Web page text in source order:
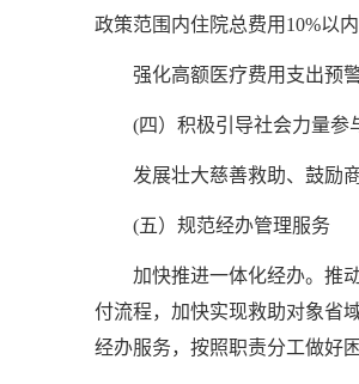
政策范围内住院总费用10%以
强化高额医疗费用支出预
(四）积极引导社会力量参
发展壮大慈善救助、鼓励
(五）规范经办管理服务
加快推进一体化经办。推
付流程，加快实现救助对象省
经办服务，按照职责分工做好